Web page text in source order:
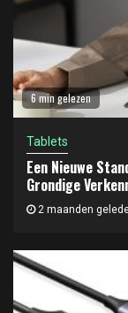
6 min gelezen
Tablets
Een Nieuwe
Grondige
2 maanden